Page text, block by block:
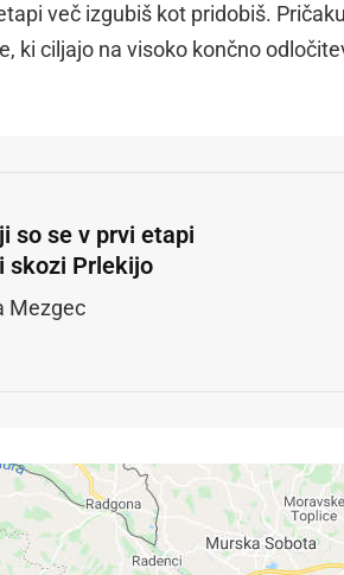
več izgubiš kot pridobiš.
ki ciljajo na visoko končno
so se v prvi etapi
skozi Prlekijo
Mezgec